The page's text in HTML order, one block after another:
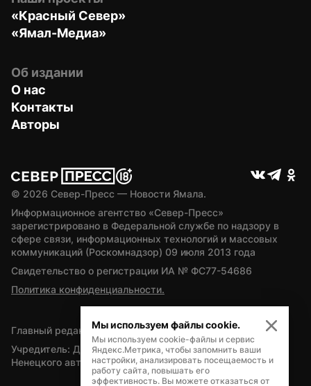
«Красный Север»
«Ямал-Медиа»
Об издании
О нас
Контакты
Авторы
© 2026 Север-Пресс — Новости Ямала.
Информационное агентство «Север-Пресс»
зарегистрировано в Федеральной службе по надзору в
сфере связи, информационных технологий и массовых
коммуникаций (Роскомнадзор) 09 июля 2013 года
Свидетельство о регистрации ИА № ФС77-54686
Политика конфиденциальности.
Главный редактор — А.Л. Поздеев
Учредитель: Департамент внутренней политики Ямало-
Ненецкого автономного округа
Мы используем файлы cookie.
Мы используем cookie-файлы и сервис
Яндекс.Метрика, чтобы запомнить ваши
настройки, анализировать посещаемость и
работу сайта, повышать его
эффективность. Вы можете отказаться от